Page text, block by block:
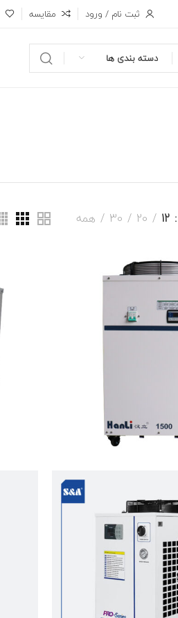
ثبت نام / ورود مقایسه
دسته بندی ها
12
20
30 همه
Read more